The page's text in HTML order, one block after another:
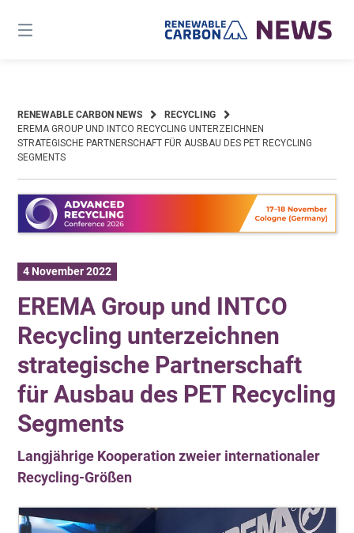
content
RENEWABLE CARBON NEWS
RECYCLING
EREMA GROUP UND INTCO RECYCLING UNTERZEICHNEN
STRATEGISCHE PARTNERSCHAFT FÜR AUSBAU DES PET RECYCLING
SEGMENTS
4 November 2022
EREMA Group und INTCO
Recycling unterzeichnen
strategische Partnerschaft
für Ausbau des PET Recycling
Segments
Langjährige Kooperation zweier internationaler
Recycling-Größen